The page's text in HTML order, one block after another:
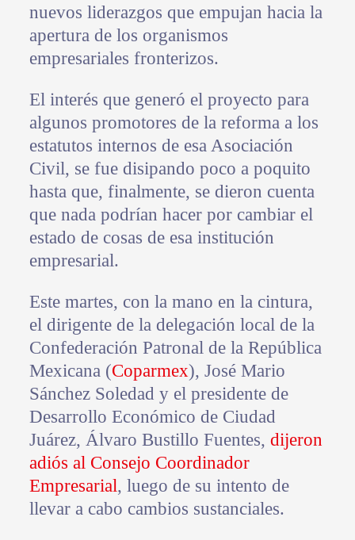
nuevos liderazgos que empujan hacia la
apertura de los organismos
empresariales fronterizos.
El interés que generó el proyecto para
algunos promotores de la reforma a los
estatutos internos de esa Asociación
Civil, se fue disipando poco a poquito
hasta que, finalmente, se dieron cuenta
que nada podrían hacer por cambiar el
estado de cosas de esa institución
empresarial.
Este martes, con la mano en la cintura,
el dirigente de la delegación local de la
Confederación Patronal de la República
Mexicana (Coparmex), José Mario
Sánchez Soledad y el presidente de
Desarrollo Económico de Ciudad
Juárez, Álvaro Bustillo Fuentes, dijeron
adiós al Consejo Coordinador
Empresarial, luego de su intento de
llevar a cabo cambios sustanciales.